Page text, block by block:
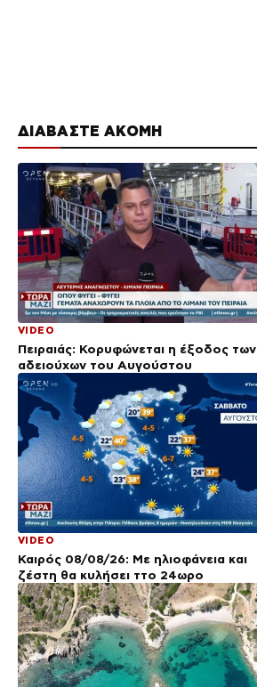
ΔΙΑΒΑΣΤΕ ΑΚΟΜΗ
VIDEO
Πειραιάς: Κορυφώνεται η έξοδος των
αδειούχων του Αυγούστου
VIDEO
Καιρός 08/08/26: Με ηλιοφάνεια και
ζέστη θα κυλήσει ττο 24ωρο